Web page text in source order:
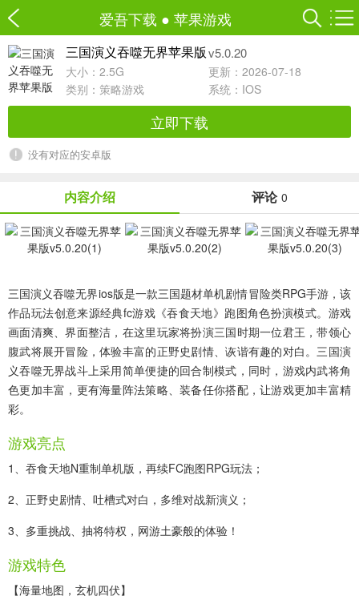
爱吾下载 ● 苹果游戏
三国演义吞噬无界苹果版 v5.0.20
大小：2.5G
更新：2026-07-18
类别： 策略游戏 系统：IOS
立即下载
没有对应的安卓版
内容介绍 评论 0
三国演义吞噬无界ios版是一款三国题材单机剧情冒险类RPG手游，该
作品玩法创意来源经典fc游戏《吞食天地》跑图角色扮演模式。游戏
画面清爽、界面整洁，在这里玩家将扮演三国时期一位君王，带领心
腹武将展开冒险，体验丰富的正野史剧情、诙谐有趣的对白。三国演
义吞噬无界战斗上采用简单便捷的回合制模式，同时，游戏内武将角
色更加丰富，更有海量阵法策略、装备任你搭配，让游戏更加丰富精
彩。
游戏亮点
1、吞食天地N重制单机版，再续FC跑图RPG玩法；
2、正野史剧情、吐槽式对白，多维对战新演义；
3、多重挑战、抽将特权，网游土豪般的体验！
游戏特色
【海量地图，玄机四伏】